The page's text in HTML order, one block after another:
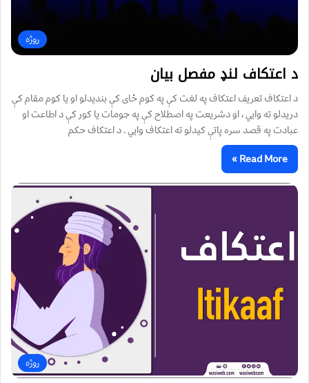
روژه
د اعتکاف لنډ مفصل بیان
د اعتکاف تعريف اعتکاف په لغت کې په کوم ځای کې بنديدلو او يا کوم مقام کې
دريدلو ته وايي ، او دشريعت په اصطلاح کې په جومات يا کور کې د اطاعت او
عبادت په قصد سره پاتې کيدلو ته اعتکاف وايي . د اعتکاف حکم
Read More »
روژه